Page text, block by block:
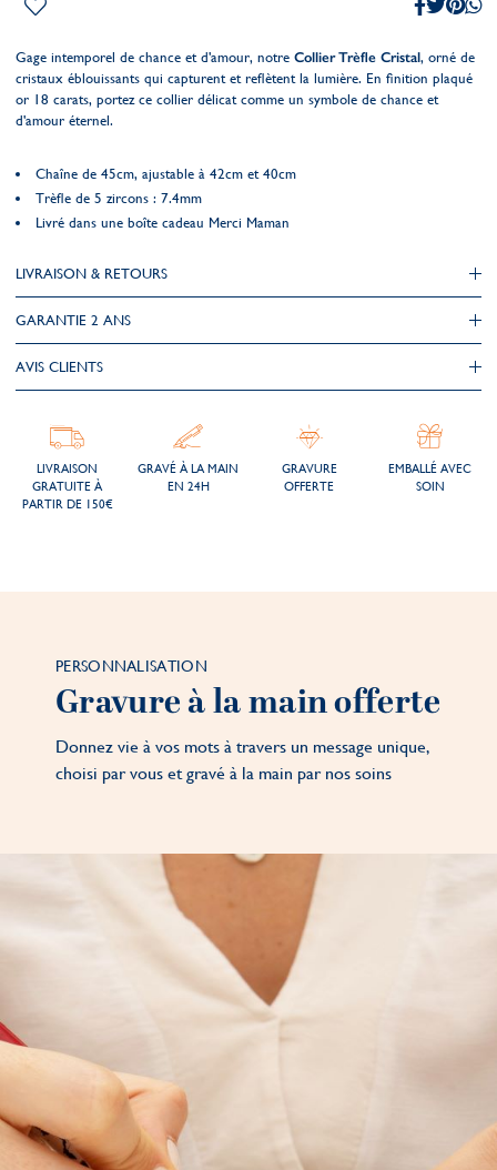
Gage intemporel de chance et d'amour, notre Collier Trèfle Cristal, orné de
cristaux éblouissants qui capturent et reflètent la lumière. En finition plaqué
or 18 carats, portez ce collier délicat comme un symbole de chance et
d'amour éternel.
Chaîne de 45cm, ajustable à 42cm et 40cm
Trèfle de 5 zircons : 7.4mm
Livré dans une boîte cadeau Merci Maman
LIVRAISON & RETOURS
GARANTIE 2 ANS
AVIS CLIENTS
LIVRAISON
GRATUITE À
PARTIR DE 150€
GRAVÉ À LA MAIN
EN 24H
GRAVURE
OFFERTE
EMBALLÉ AVEC
SOIN
PERSONNALISATION
Gravure à la main offerte
Donnez vie à vos mots à travers un message unique,
choisi par vous et gravé à la main par nos soins